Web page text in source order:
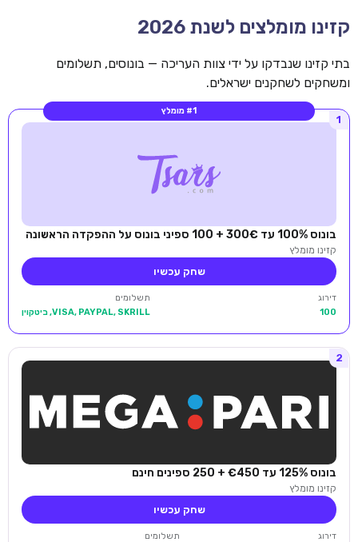
קזינו מומלצים לשנת 2026
בתי קזינו שנבדקו על ידי צוות העריכה — בונוסים, תשלומים
ומשחקים לשחקנים ישראלים.
#1 מומלץ
1
בונוס 100% עד 300€ + 100 ספיני בונוס על ההפקדה הראשונה
קזינו מומלץ
שחק עכשיו
דירוג
100
תשלומים
VISA, PAYPAL, SKRILL, ביטקוין
2
בונוס 125% עד €450 + 250 ספינים חינם
קזינו מומלץ
שחק עכשיו
דירוג
תשלומים